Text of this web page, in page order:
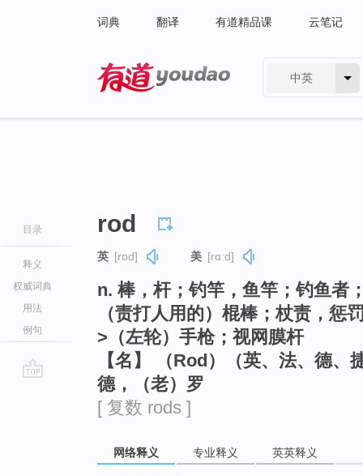
词典 翻译 有道精品课 云笔记
中英
目录
释义
权威词典
用法
例句
rod
英 [rɒd] 美 [rɑːd]
n. 棒，杆；钓竿，鱼竿；钓鱼者
（责打人用的）棍棒；杖责，惩
>（左轮）手枪；视网膜杆
【名】 （Rod）（英、法、德
德，（老）罗
[ 复数 rods ]
网络释义 专业释义 英英释义